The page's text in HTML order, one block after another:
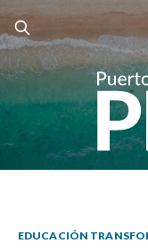
EDUCACIÓN